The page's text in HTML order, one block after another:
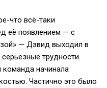
что всё-таки
её появлением — с
— Дэвид выходил в
трудности.
начинала
Частично это было